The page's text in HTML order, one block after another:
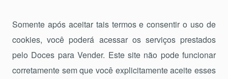
Somente após aceitar tais termos e consentir o uso de
cookies, você poderá acessar os serviços prestados
pelo Doces para Vender. Este site não pode funcionar
corretamente sem que você explicitamente aceite esses